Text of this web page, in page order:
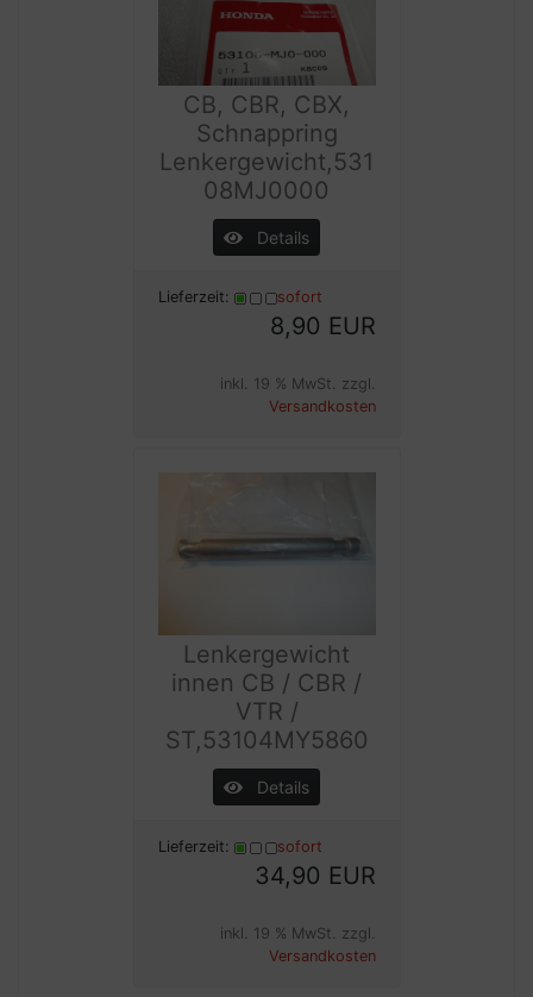
CB, CBR, CBX,
Schnappring
Lenkergewicht,531
08MJ0000
Details
Lieferzeit: sofort
8,90 EUR
inkl. 19 % MwSt. zzgl.
Versandkosten
Lenkergewicht
innen CB / CBR /
VTR /
ST,53104MY5860
Details
Lieferzeit: sofort
34,90 EUR
inkl. 19 % MwSt. zzgl.
Versandkosten